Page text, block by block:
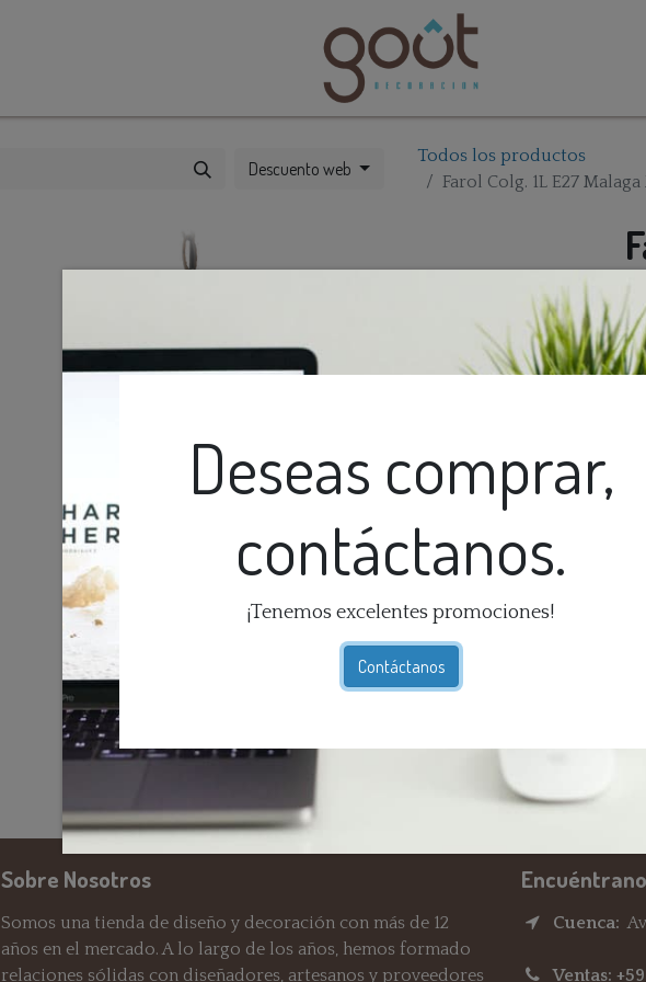
Deseas comprar,
contáctanos.
¡Tenemos excelentes promociones!
Contáctanos
Descuento web
Todos los productos
Farol Colg. 1L E27
Sobre Nosotros
Somos una tienda de diseño y decoración con más de 12
años en el mercado. A lo largo de los años, hemos formado
relaciones sólidas con diseñadores, artesanos y proveedores
Cuenca:
Ventas: